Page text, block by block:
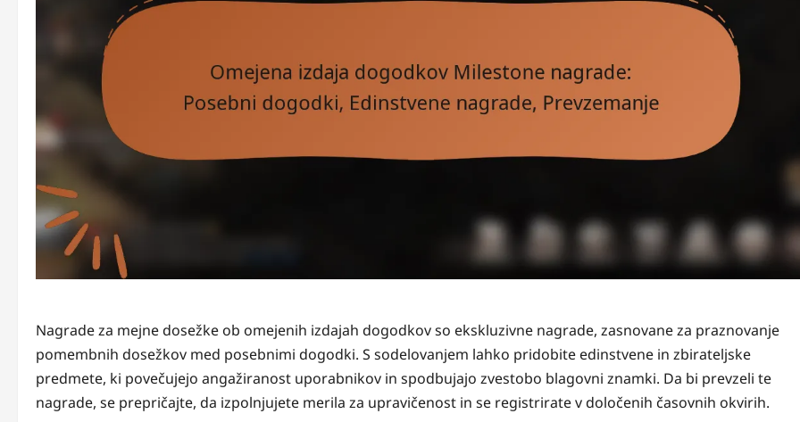
Nagrade za mejne dosežke ob omejenih izdajah dogodkov so ekskluzivne nagrade, zasnovane za praznovanje
pomembnih dosežkov med posebnimi dogodki. S sodelovanjem lahko pridobite edinstvene in zbirateljske
predmete, ki povečujejo angažiranost uporabnikov in spodbujajo zvestobo blagovni znamki. Da bi prevzeli te
nagrade, se prepričajte, da izpolnjujete merila za upravičenost in se registrirate v določenih časovnih okvirih.